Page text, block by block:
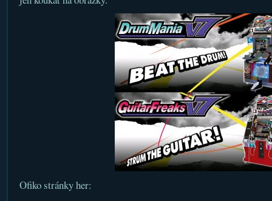
Ofiko stránky her: